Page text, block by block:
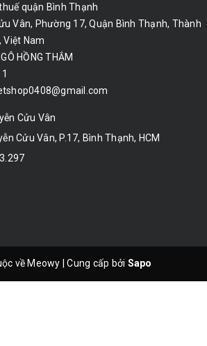
quận Bình Thạnh
Vân, Phường 17, Quận Bình Thạnh, Thành
Việt Nam
HỒNG THẮM
Cửu Vân
Cửu Vân, P.17, Bình Thạnh, HCM
về Meowy Cung cấp bởi Sapo